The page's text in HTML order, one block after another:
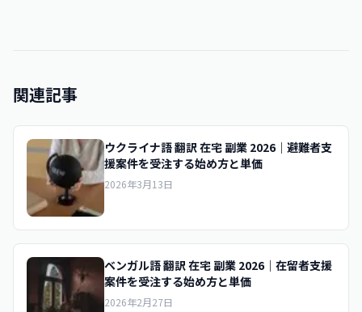
関連記事
ウクライナ語 翻訳 在宅 副業 2026｜避難者支
援案件を受注する始め方と単価
2026年3月13日
ベンガル語 翻訳 在宅 副業 2026｜在留者支援
案件を受注する始め方と単価
2026年2月27日